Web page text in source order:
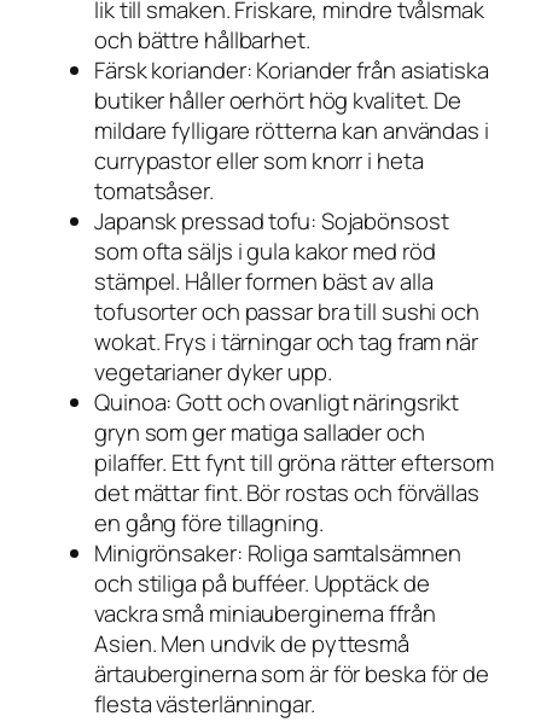
lik till smaken. Friskare, mindre tvålsmak
och bättre hållbarhet.
Färsk koriander: Koriander från asiatiska
butiker håller oerhört hög kvalitet. De
mildare fylligare rötterna kan användas i
currypastor eller som knorr i heta
tomatsåser.
Japansk pressad tofu: Sojabönsost
som ofta säljs i gula kakor med röd
stämpel. Håller formen bäst av alla
tofusorter och passar bra till sushi och
wokat. Frys i tärningar och tag fram när
vegetarianer dyker upp.
Quinoa: Gott och ovanligt näringsrikt
gryn som ger matiga sallader och
pilaffer. Ett fynt till gröna rätter eftersom
det mättar fint. Bör rostas och förvällas
en gång före tillagning.
Minigrönsaker: Roliga samtalsämnen
och stiliga på bufféer. Upptäck de
vackra små miniauberginerna ffrån
Asien. Men undvik de pyttesmå
ärtauberginerna som är för beska för de
flesta västerlänningar.